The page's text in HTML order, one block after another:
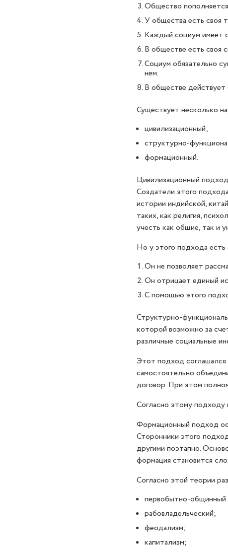
Общество
У общества есть своя
Каждый социум имеет
В обществе есть своя
Социум обязательно
нем.
В обществе действует
Существует несколько
цивилизационный;
структурно-
формационный.
Цивилизационный
Создатели этого
истории индийской,
таких, как религия,
учесть как общие, так и
Но у этого подхода есть
Он не позволяет
Он отрицает единый
С помощью этого
Структурно-
которой возможно за
различные социальные
Этот подход
самостоятельно
договор. При этом
Согласно этому подходу
Формационный подход
Сторонники этого
другими поэтапно.
формация становится
Согласно этой теории
первобытно-общинный
рабовладельческий;
феодализм;
капитализм;